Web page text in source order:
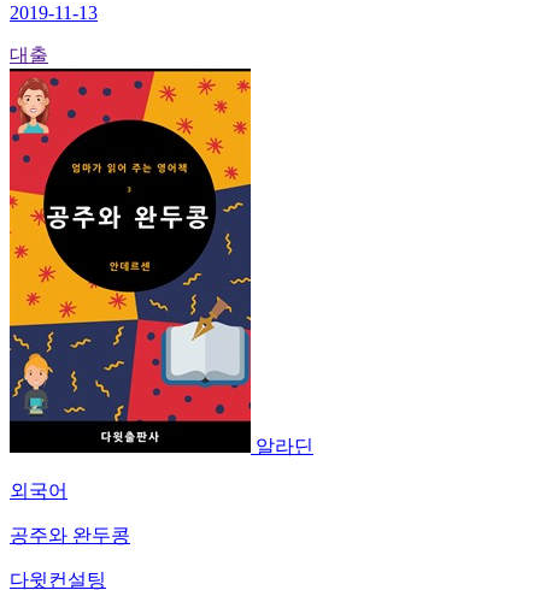
2019-11-13
대출
알라딘
외국어
공주와 완두콩
다윗컨설팅